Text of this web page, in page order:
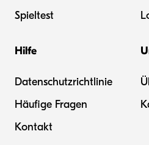
Spieltest
Hilfe
Datenschutzrichtlinie
Häufige Fragen
Kontakt